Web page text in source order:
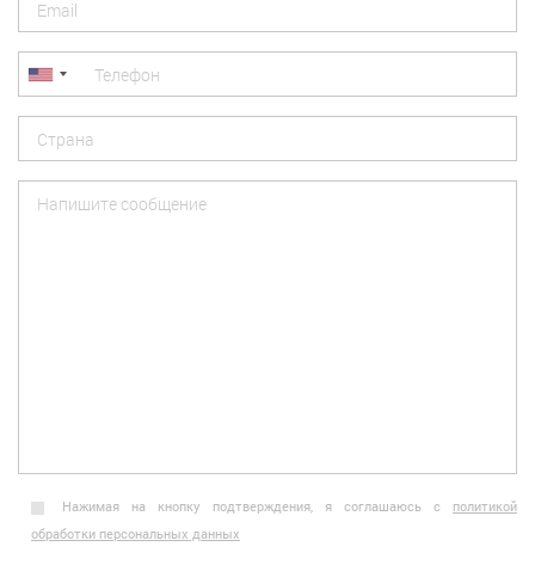
Нажимая на кнопку подтверждения, я соглашаюсь с политикой
обработки персональных данных